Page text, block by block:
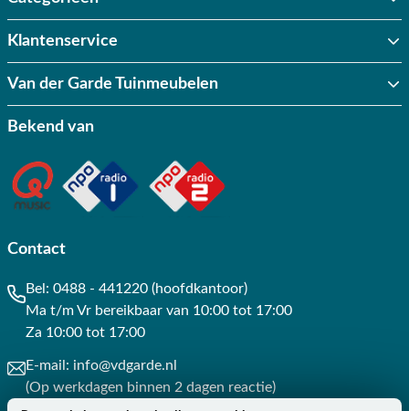
Klantenservice
Van der Garde Tuinmeubelen
Bekend van
Contact
Bel: 0488 - 441220 (hoofdkantoor)
Ma t/m Vr bereikbaar van 10:00 tot 17:00
Za 10:00 tot 17:00
E-mail: info@vdgarde.nl
(Op werkdagen binnen 2 dagen reactie)